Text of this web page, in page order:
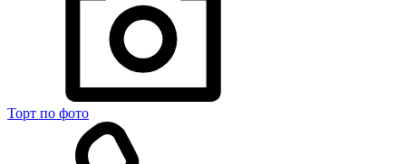
Торт по фото